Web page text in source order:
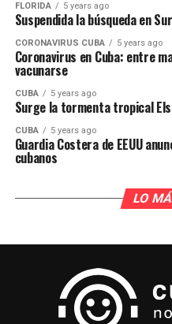
FLORIDA 5 years ago
Suspendida la búsqueda en
CORONAVIRUS CUBA 5 years ago
Coronavirus en Cuba: entre
vacunarse
CUBA 5 years ago
Surge la tormenta tropical
CUBA 5 years ago
Guardia Costera de EEUU
cubanos
LO